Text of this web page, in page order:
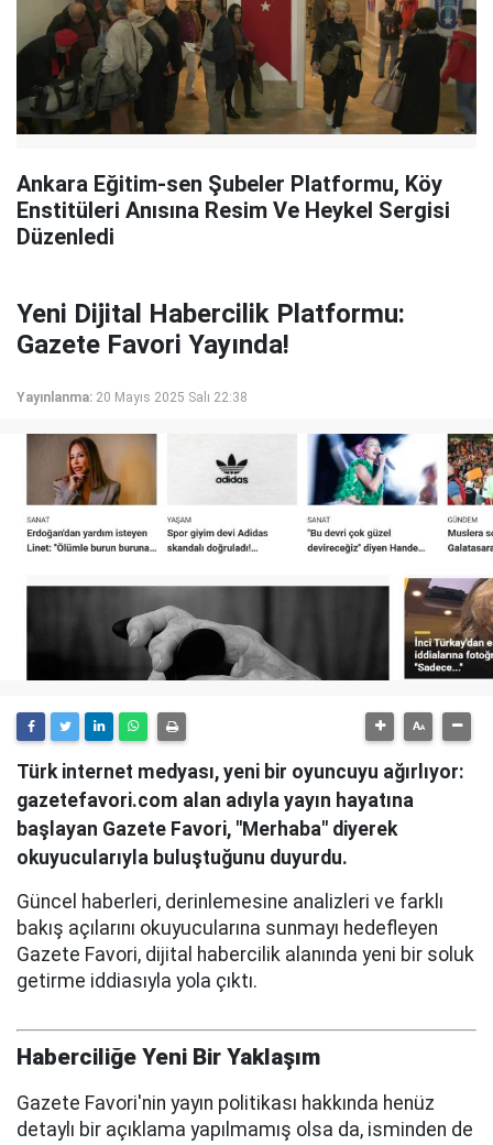
Ankara Eğitim-sen Şubeler Platformu, Köy
Enstitüleri Anısına Resim Ve Heykel Sergisi
Düzenledi
Yeni Dijital Habercilik Platformu:
Gazete Favori Yayında!
Yayınlanma: 20 Mayıs 2025 Salı 22:38
Türk internet medyası, yeni bir oyuncuyu ağırlıyor:
gazetefavori.com alan adıyla yayın hayatına
başlayan Gazete Favori, "Merhaba" diyerek
okuyucularıyla buluştuğunu duyurdu.
Güncel haberleri, derinlemesine analizleri ve farklı
bakış açılarını okuyucularına sunmayı hedefleyen
Gazete Favori, dijital habercilik alanında yeni bir soluk
getirme iddiasıyla yola çıktı.
Haberciliğe Yeni Bir Yaklaşım
Gazete Favori'nin yayın politikası hakkında henüz
detaylı bir açıklama yapılmamış olsa da, isminden de